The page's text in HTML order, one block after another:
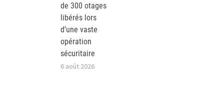
de 300 otages
libérés lors
d’une vaste
opération
sécuritaire
6 août 2026